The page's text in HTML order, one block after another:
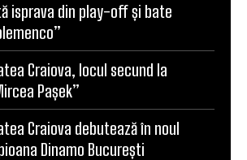
isprava din play-off și bate
Craiova, locul secund la
Pașek”
Craiova debutează în noul
Dinamo București